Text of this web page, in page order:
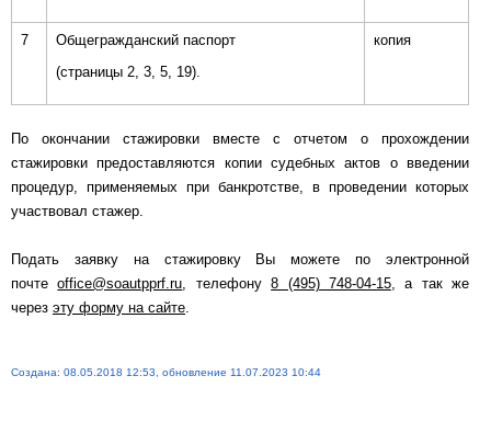
7
Общегражданский паспорт
(страницы 2, 3, 5, 19).
копия
По окончании стажировки вместе с отчетом о прохождении
стажировки предоставляются копии судебных актов о введении
процедур, применяемых при банкротстве, в проведении которых
участвовал стажер.
Подать заявку на стажировку Вы можете по электронной
почтеoffice@soautpprf.ru, телефону8 (495) 748-04-15, а так же
через эту форму на сайте.
Создана: 08.05.2018 12:53, обновление 11.07.2023 10:44